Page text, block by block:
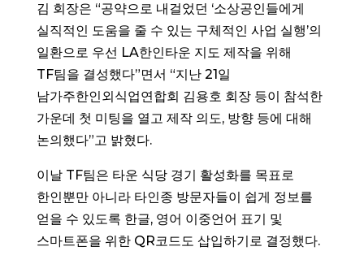
김 회장은 “공약으로 내걸었던 ‘소상공인들에게
실직적인 도움을 줄 수 있는 구체적인 사업 실행’의
일환으로 우선 LA한인타운 지도 제작을 위해
TF팀을 결성했다”면서 “지난 21일
남가주한인외식업연합회 김용호 회장 등이 참석한
가운데 첫 미팅을 열고 제작 의도, 방향 등에 대해
논의했다”고 밝혔다.
이날 TF팀은 타운 식당 경기 활성화를 목표로
한인뿐만 아니라 타인종 방문자들이 쉽게 정보를
얻을 수 있도록 한글, 영어 이중언어 표기 및
스마트폰을 위한 QR코드도 삽입하기로 결정했다.